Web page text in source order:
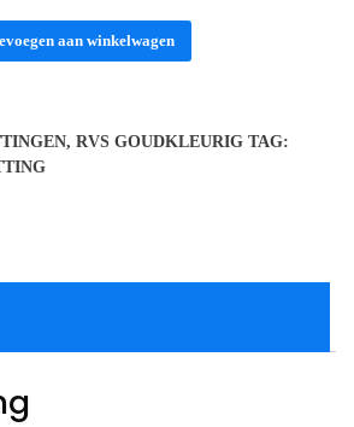
aan winkelwagen
, RVS GOUDKLEURIG TAG: